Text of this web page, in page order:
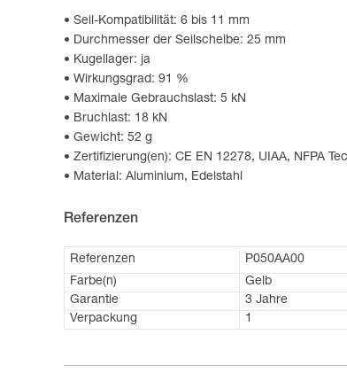
Seil-Kompatibilität: 6 bis 11 mm
Durchmesser der Seilscheibe: 25 mm
Kugellager: ja
Wirkungsgrad: 91 %
Maximale Gebrauchslast: 5 kN
Bruchlast: 18 kN
Gewicht: 52 g
Zertifizierung(en): CE EN 12278, UIAA, NFPA
Material: Aluminium, Edelstahl
Referenzen
Referenzen P050AA00
Farbe(n)
Gelb
Garantie
3 Jahre
Verpackung
1